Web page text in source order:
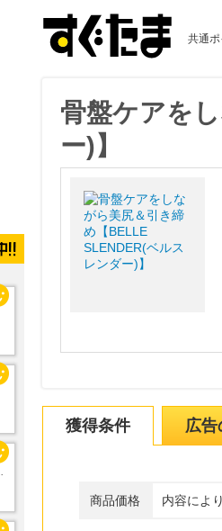
共通ポ
骨盤ケアを
ー)】
獲得条件 広告
商品価格 内容によ